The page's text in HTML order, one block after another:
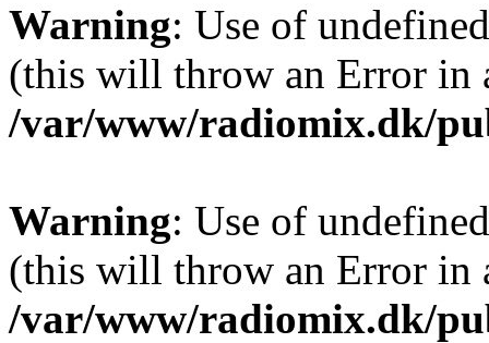
Warning: Use of
(this will throw an Error in
/var/www/radiomix.dk/
Warning: Use of
(this will throw an Error in
/var/www/radiomix.dk/